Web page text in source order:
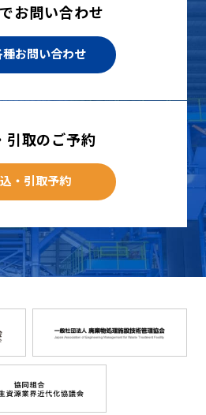
お問い合わせ
種お問い合わせ
引取のご予約
・引取予約